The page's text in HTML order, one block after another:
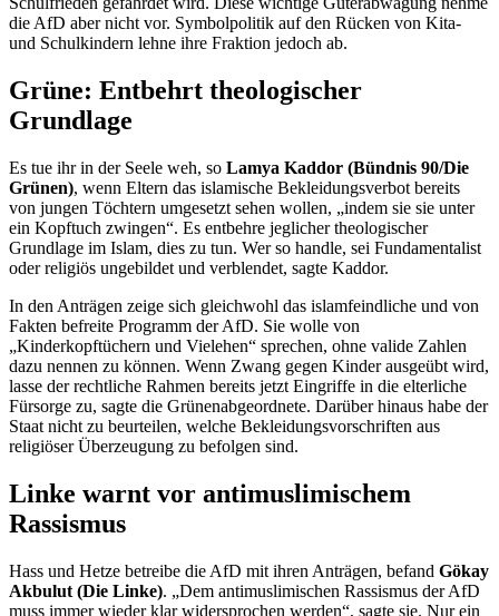
die AfD aber nicht vor. Symbolpolitik auf den Rücken von Kita-
und Schulkindern lehne ihre Fraktion jedoch ab.
Grüne: Entbehrt theologischer
Grundlage
Es tue ihr in der Seele weh, so Lamya Kaddor (Bündnis 90/Die
Grünen), wenn Eltern das islamische Bekleidungsverbot bereits
von jungen Töchtern umgesetzt sehen wollen, „indem sie sie unter
ein Kopftuch zwingen“. Es entbehre jeglicher theologischer
Grundlage im Islam, dies zu tun. Wer so handle, sei Fundamentalist
oder religiös ungebildet und verblendet, sagte Kaddor.
In den Anträgen zeige sich gleichwohl das islamfeindliche und von
Fakten befreite Programm der AfD. Sie wolle von
„Kinderkopftüchern und Vielehen“ sprechen, ohne valide Zahlen
dazu nennen zu können. Wenn Zwang gegen Kinder ausgeübt wird,
lasse der rechtliche Rahmen bereits jetzt Eingriffe in die elterliche
Fürsorge zu, sagte die Grünenabgeordnete. Darüber hinaus habe der
Staat nicht zu beurteilen, welche Bekleidungsvorschriften aus
religiöser Überzeugung zu befolgen sind.
Linke warnt vor antimuslimischem
Rassismus
Hass und Hetze betreibe die AfD mit ihren Anträgen, befand Gökay
Akbulut (Die Linke). „Dem antimuslimischen Rassismus der AfD
muss immer wieder klar widersprochen werden“, sagte sie. Nur ein